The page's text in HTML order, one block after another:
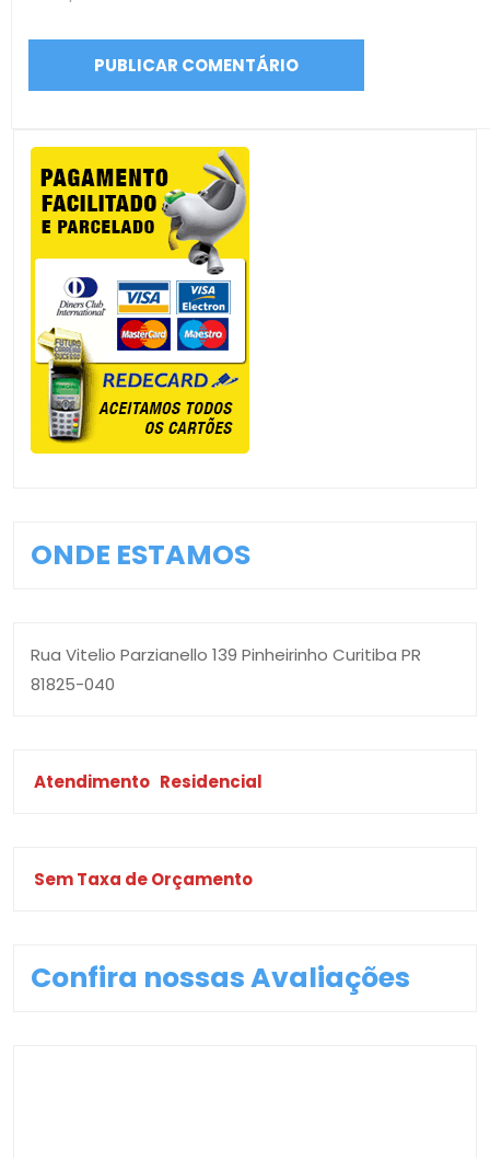
ONDE ESTAMOS
Rua Vitelio Parzianello 139 Pinheirinho Curitiba PR
81825-040
Atendimento Residencial
Sem Taxa de Orçamento
Confira nossas Avaliações